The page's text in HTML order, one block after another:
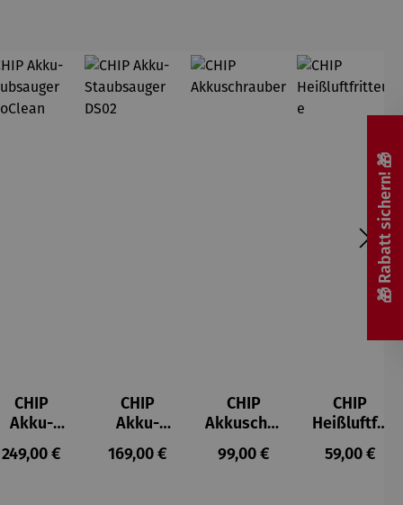
CHIP
Akku-
ger
Regulärer Preis:
249,00 €
CHIP
Akku-
Staubsau
ger DS02
Regulärer Preis:
169,00 €
CHIP
Akkuschra
uber
Regulärer Preis:
99,00 €
CHIP
Heißluftfri
tteuse
Regulärer
59,00 €
🎁 Rabatt sichern! 🎁